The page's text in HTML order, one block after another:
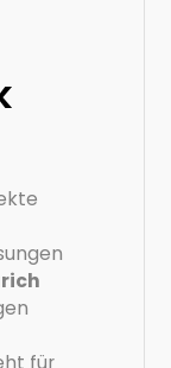
für